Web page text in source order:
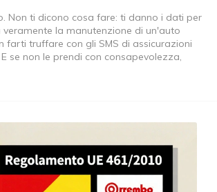
Non ti dicono cosa fare: ti danno i dati per
la manutenzione di un'auto
farti truffare con gli SMS di assicurazioni
se non le prendi con consapevolezza,